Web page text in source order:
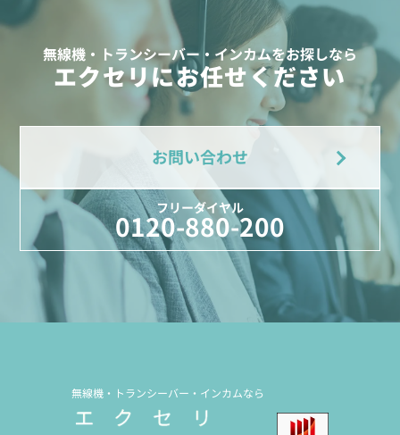
無線機・トランシーバー・インカムをお探しなら
エクセリにお任せください
お問い合わせ
フリーダイヤル
0120-880-200
無線機・トランシーバー・インカムなら